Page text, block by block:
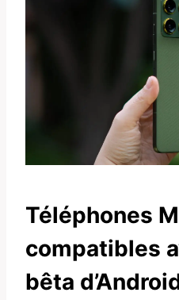
Téléphones
compatibles
bêta